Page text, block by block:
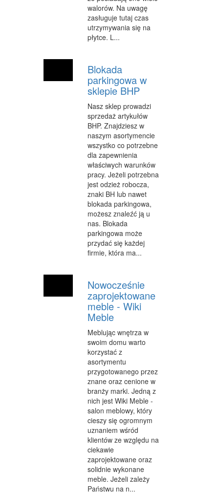
INFORMATYCZNE
RESTAURACJE, CATERING
ADWOKACI, PORADY PRAWNE
WETERYNARYJNE, HODOWLA ZWIERZĄT
SPRZĄTANIE, PORZĄDKOWANIE
SERWIS
OPIEKA
INNE USŁUGI
ZWIEDZANIE
HOTELE I NOCLEGI
PODRÓŻE
WYPOCZYNEK
URODA
KOSMETYKI
LECZENIE
SALONY KOSMETYCZNE
SPRZĘT MEDYCZNY
SOFTWARE
OPROGRAMOWANIE
STRONY INTERNETOWE
KONTAKT
walorów. Na uwagę
zasługuje tutaj czas
utrzymywania się na
płytce. L...
Blokada
parkingowa w
sklepie BHP
Nasz sklep prowadzi
sprzedaż artykułów
BHP. Znajdziesz w
naszym asortymencie
wszystko co potrzebne
dla zapewnienia
właściwych warunków
pracy. Jeżeli potrzebna
jest odzież robocza,
znaki BH lub nawet
blokada parkingowa,
możesz znaleźć ją u
nas. Blokada
parkingowa może
przydać się każdej
firmie, która ma...
Nowocześnie
zaprojektowane
meble - Wiki
Meble
Meblując wnętrza w
swoim domu warto
korzystać z
asortymentu
przygotowanego przez
znane oraz cenione w
branży marki. Jedną z
nich jest Wiki Meble -
salon meblowy, który
cieszy się ogromnym
uznaniem wśród
klientów ze względu na
ciekawie
zaprojektowane oraz
solidnie wykonane
meble. Jeżeli zależy
Państwu na n...